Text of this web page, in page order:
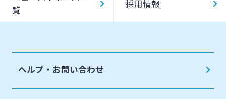
覧
採用情報
ヘルプ・お問い合わせ